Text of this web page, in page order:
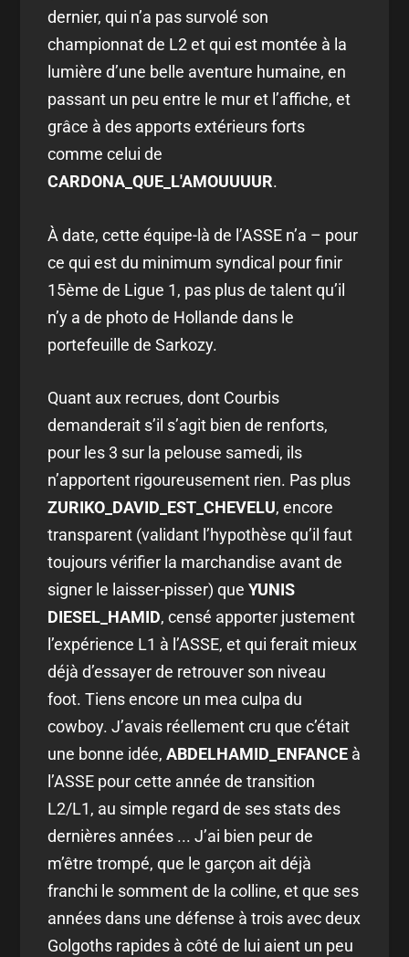
dernier, qui n’a pas survolé son
championnat de L2 et qui est montée à la
lumière d’une belle aventure humaine, en
passant un peu entre le mur et l’affiche, et
grâce à des apports extérieurs forts
comme celui de
CARDONA_QUE_L'AMOUUUUR.
À date, cette équipe-là de l’ASSE n’a – pour
ce qui est du minimum syndical pour finir
15ème de Ligue 1, pas plus de talent qu’il
n’y a de photo de Hollande dans le
portefeuille de Sarkozy.
Quant aux recrues, dont Courbis
demanderait s’il s’agit bien de renforts,
pour les 3 sur la pelouse samedi, ils
n’apportent rigoureusement rien. Pas plus
ZURIKO_DAVID_EST_CHEVELU, encore
transparent (validant l’hypothèse qu’il faut
toujours vérifier la marchandise avant de
signer le laisser-pisser) queYUNIS
DIESEL_HAMID, censé apporter justement
l’expérience L1 à l’ASSE, et qui ferait mieux
déjà d’essayer de retrouver son niveau
foot. Tiens encore un mea culpa du
cowboy. J’avais réellement cru que c’était
une bonne idée,ABDELHAMID_ENFANCE à
l’ASSE pour cette année de transition
L2/L1, au simple regard de ses stats des
dernières années ... J’ai bien peur de
m’être trompé, que le garçon ait déjà
franchi le somment de la colline, et que ses
années dans une défense à trois avec deux
Golgoths rapides à côté de lui aient un peu